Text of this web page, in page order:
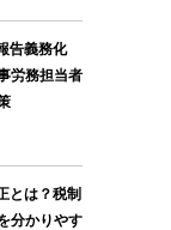
告義務化
労務担当者
とは？税制
分かりやす